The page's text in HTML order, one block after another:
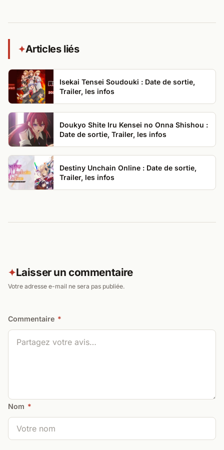
✦Articles liés
Isekai Tensei Soudouki : Date de sortie,
Trailer, les infos
Doukyo Shite Iru Kensei no Onna Shishou :
Date de sortie, Trailer, les infos
Destiny Unchain Online : Date de sortie,
Trailer, les infos
✦Laisser un commentaire
Votre adresse e-mail ne sera pas publiée.
Commentaire *
Nom *